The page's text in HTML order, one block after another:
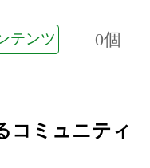
テンツ 0個
コミュニティ